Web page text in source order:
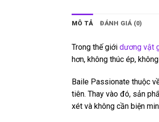
MÔ TẢ ĐÁNH GIÁ (0)
Trong thế giới dương vật
hơn, không thúc ép,
Baile Passionate thuộc
tiên. Thay vào đó, sản
xét và không cần biện